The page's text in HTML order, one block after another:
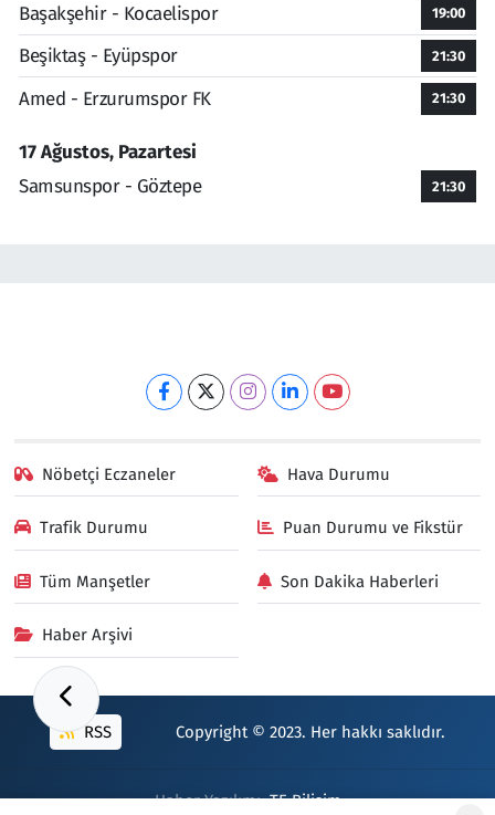
Başakşehir - Kocaelispor
19:00
Beşiktaş - Eyüpspor 21:30
Amed - Erzurumspor FK 21:30
17 Ağustos, Pazartesi
Samsunspor - Göztepe
21:30
Nöbetçi Eczaneler Hava Durumu
Trafik Durumu Puan Durumu ve Fikstür
Tüm Manşetler Son Dakika Haberleri
Haber Arşivi
RSS Copyright © 2023. Her hakkı saklıdır.
Haber Yazılımı:TE Bilişim